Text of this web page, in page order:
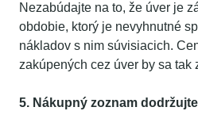
Nezabúdajte na to, že úver je
obdobie, ktorý je nevyhnutné
nákladov s nim súvisiacich.
zakúpených cez úver by sa tak
5. Nákupný zoznam dodržujte